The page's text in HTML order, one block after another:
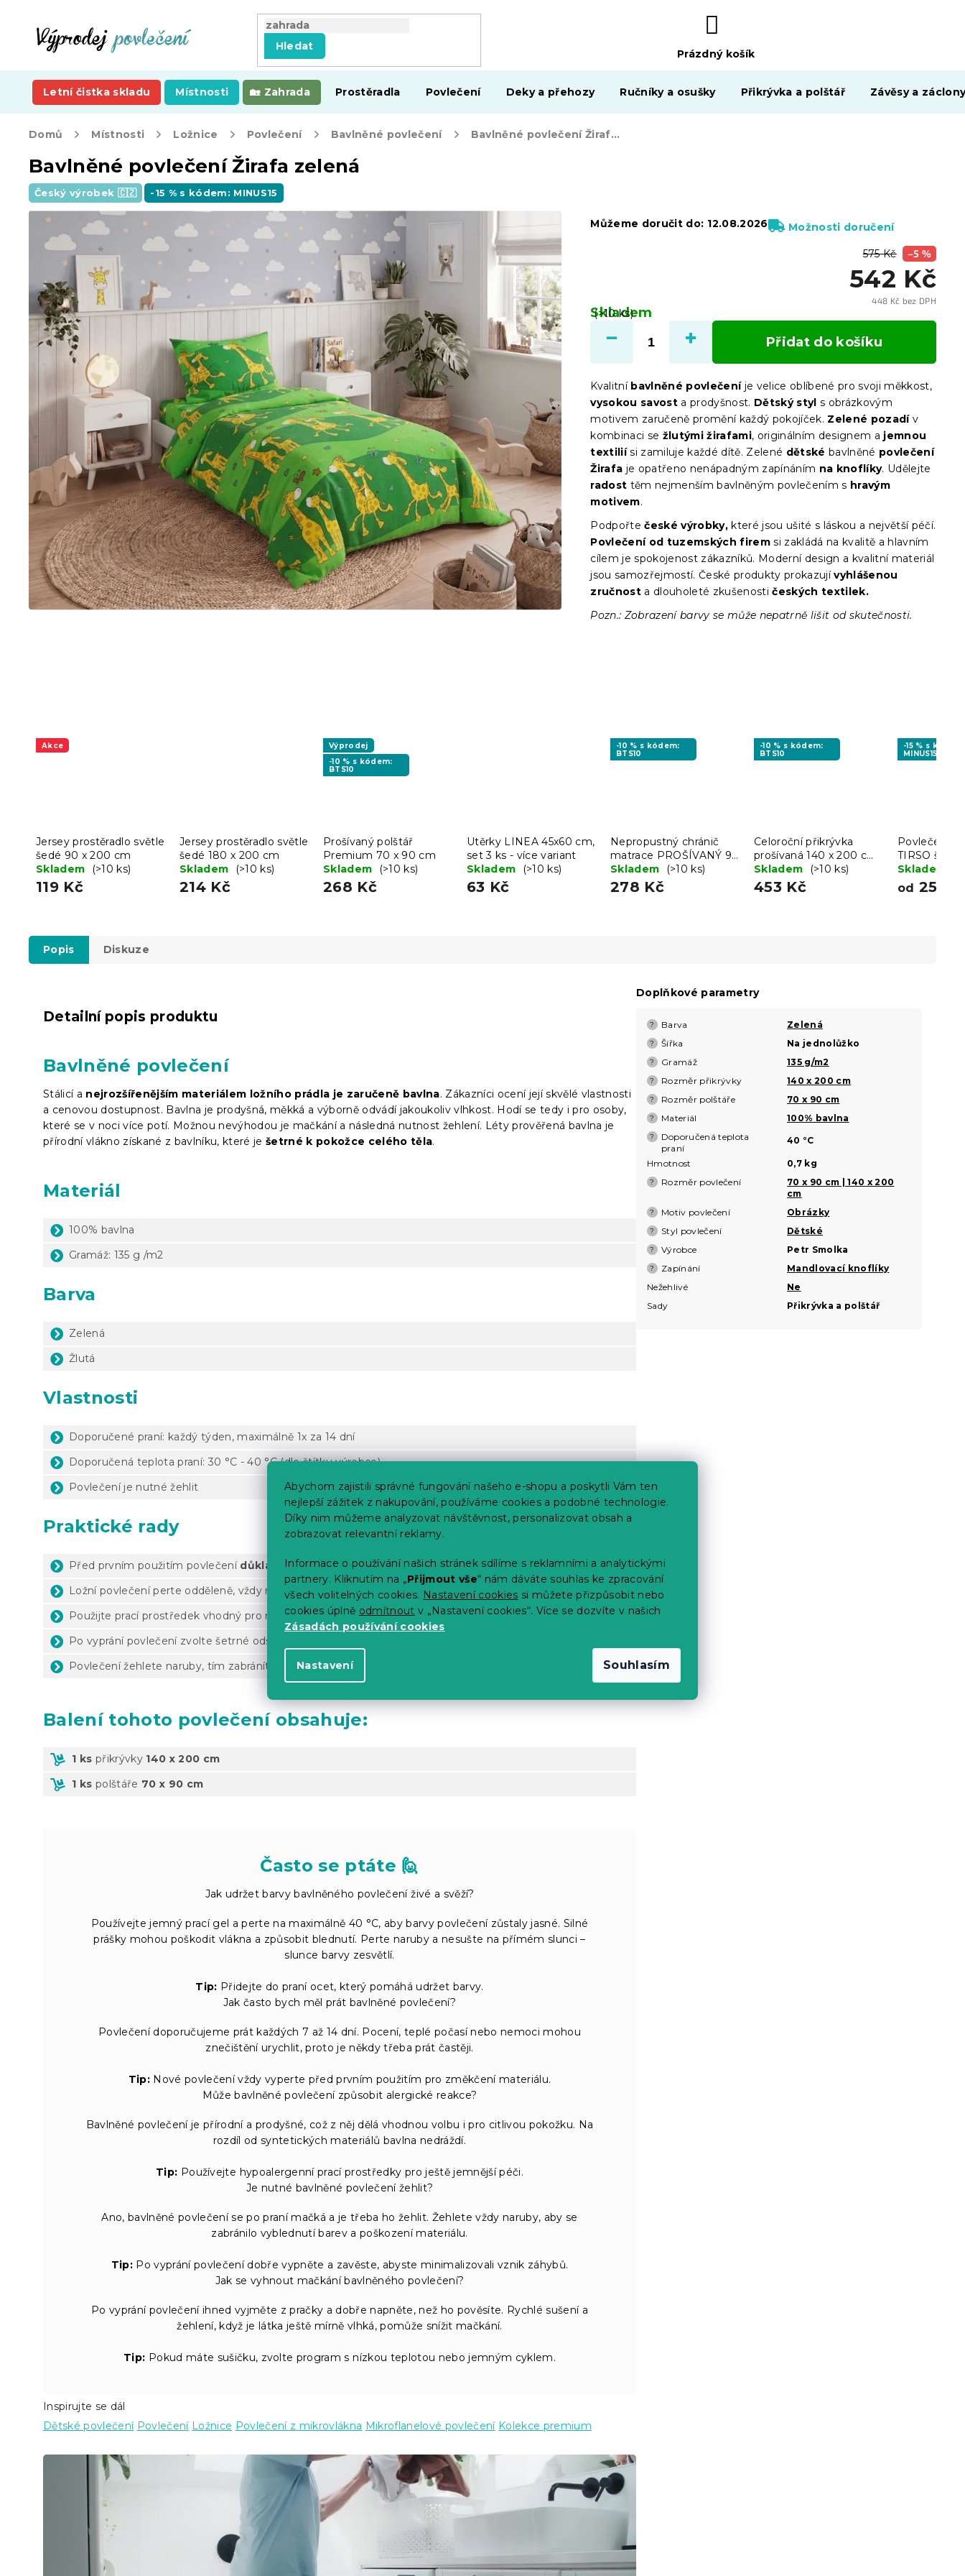
Abychom zajistili správné fungování našeho e-shopu a poskytli Vám ten
nejlepší zážitek z nakupování, používáme cookies a podobné technologie.
Díky nim můžeme analyzovat návštěvnost, personalizovat obsah a
zobrazovat relevantní reklamy.
Informace o používání našich stránek sdílíme s reklamními a analytickými
partnery. Kliknutím na „Přijmout vše“ nám dáváte souhlas ke zpracování
všech volitelných cookies. Nastavení cookies si můžete přizpůsobit nebo
cookies úplně odmítnout v „Nastavení cookies“. Více se dozvíte v našich
Zásadách používání cookies
Nastavení Souhlasím
Hledat
NÁKUPNÍ
KOŠÍK
Prázdný košík
Letní čistka skladu Místnosti Zahrada Prostěradla Povlečení Deky a přehozy Ručníky a osušky Přikrývka a polštář Závěsy a
Domů Místnosti Ložnice Povlečení Bavlněné povlečení Bavlněné povlečení Žirafa zelená
Bavlněné povlečení Žirafa zelená
Český výrobek 🇨🇿 -15 % s kódem: MINUS15
575 Kč –5 %
542 Kč
448 Kč bez DPH
cena:
Skladem
(>10 ks)
Můžeme doručit do: 12.08.2026 Možnosti doručení
Přidat do košíku
Kvalitní bavlněné povlečeníje velice oblíbené pro svoji měkkost,
vysokou savost a prodyšnost. Dětský styl s obrázkovým
motivem zaručeně promění každý pokojíček. Zelené pozadív
kombinaci se žlutými žirafami, originálním designem a jemnou
textiliísi zamiluje každé dítě. Zelené dětské bavlněné povlečení
Žirafa je opatřeno nenápadným zapínáním na knoflíky. Udělejte
radost těm nejmenším bavlněným povlečením s hravým
motivem.
Podpořtečeské výrobky, které jsou ušité s láskou a největší péčí.
Povlečení od tuzemských firem si zakládá na kvalitě a hlavním
cílem je spokojenost zákazníků. Moderní design a kvalitní materiál
jsou samozřejmostí. České produkty prokazujívyhlášenou
zručnost a dlouholeté zkušenostičeských textilek.
Pozn.: Zobrazení barvy se může nepatrně lišit od skutečnosti.
Akce
Jersey prostěradlo světle
šedé 90 x 200 cm
Skladem
(>10 ks)
119 Kč
Jersey prostěradlo světle
šedé 180 x 200 cm
Skladem
(>10 ks)
214 Kč
Výprodej
-10 % s kódem:
BTS10
Prošívaný polštář
Premium 70 x 90 cm
Skladem
(>10 ks)
268 Kč
Utěrky LINEA 45x60 cm,
set 3 ks - více variant
Skladem
(>10 ks)
63 Kč
-10 % s kódem:
BTS10
Nepropustný chránič
matrace PROŠÍVANÝ 90
x 200 cm
Skladem (>10 ks)
278 Kč
-10 % s kódem:
BTS10
Celoroční přikrývka
prošívaná 140 x 200 cm
s polštářem BASIC 70 x
90 cm
Skladem (>10 ks)
453 Kč
-15 % s kódem:
MINUS15
Povlečení z
TIRSO
Skladem
od 259
Popis Diskuze
Detailní popis produktu
Bavlněné povlečení
Stálicí a nejrozšířenějším materiálem ložního prádla je zaručeně bavlna. Zákazníci ocení její skvělé vlastnosti
a cenovou dostupnost. Bavlna je prodyšná, měkká a výborně odvádí jakoukoliv vlhkost. Hodí se tedy i pro osoby,
které se v noci více potí. Možnou nevýhodou je mačkání a následná nutnost žehlení. Léty prověřená bavlna je
přírodní vlákno získané z bavlníku, které je šetrné k pokožce celého těla.
Materiál
100% bavlna
Gramáž: 135 g /m2
Barva
Zelená
Žlutá
Vlastnosti
Doporučené praní: každý týden, maximálně 1x za 14 dní
Doporučená teplota praní: 30 °C - 40 °C (dle štítku výrobce)
Povlečení je nutné žehlit
Praktické rady
Před prvním použitím povlečení důkladně vyperte
Ložní povlečení perte odděleně, vždy naruby a zapnuté
Použijte prací prostředek vhodný pro materiál a barevnost povlečení
Po vyprání povlečení zvolte šetrné odstředění
Povlečení žehlete naruby, tím zabráníte poškození materiálu a vyblednutí barev
Balenítohoto povlečení obsahuje:
1 ks přikrývky 140 x 200 cm
1 ks polštáře 70 x 90 cm
Často se ptáte 🙋
Jak udržet barvy bavlněného povlečení živé a svěží?
Používejte jemný prací gel a perte na maximálně 40 °C, aby barvy povlečení zůstaly jasné. Silné
prášky mohou poškodit vlákna a způsobit blednutí. Perte naruby a nesušte na přímém slunci –
slunce barvy zesvětlí.
Tip: Přidejte do praní ocet, který pomáhá udržet barvy.
Jak často bych měl prát bavlněné povlečení?
Povlečení doporučujeme prát každých 7 až 14 dní. Pocení, teplé počasí nebo nemoci mohou
znečištění urychlit, proto je někdy třeba prát častěji.
Tip: Nové povlečení vždy vyperte před prvním použitím pro změkčení materiálu.
Může bavlněné povlečení způsobit alergické reakce?
Bavlněné povlečení je přírodní a prodyšné, což z něj dělá vhodnou volbu i pro citlivou pokožku. Na
rozdíl od syntetických materiálů bavlna nedráždí.
Tip: Používejte hypoalergenní prací prostředky pro ještě jemnější péči.
Je nutné bavlněné povlečení žehlit?
Ano, bavlněné povlečení se po praní mačká a je třeba ho žehlit. Žehlete vždy naruby, aby se
zabránilo vyblednutí barev a poškození materiálu.
Tip: Po vyprání povlečení dobře vypněte a zavěste, abyste minimalizovali vznik záhybů.
Jak se vyhnout mačkání bavlněného povlečení?
Po vyprání povlečení ihned vyjměte z pračky a dobře napněte, než ho pověsíte. Rychlé sušení a
žehlení, když je látka ještě mírně vlhká, pomůže snížit mačkání.
Tip: Pokud máte sušičku, zvolte program s nízkou teplotou nebo jemným cyklem.
Inspirujte se dál
Dětské povlečení Povlečení Ložnice Povlečení z mikrovlákna Mikroflanelové povlečení Kolekce premium
Doplňkové parametry
? Barva Zelená
? Šířka Na jednolůžko
? Gramáž 135 g/m2
? Rozměr přikrývky 140 x 200 cm
? Rozměr polštáře 70 x 90 cm
? Materiál 100% bavlna
?
Doporučená teplota
praní
40 °C
Hmotnost 0,7 kg
? Rozměr povlečení
70 x 90 cm | 140 x 200
cm
? Motiv povlečení Obrázky
? Styl povlečení Dětské
? Výrobce Petr Smolka
? Zapínání
Mandlovací knoflíky
Nežehlivé
Ne
Sady
Přikrývka a polštář